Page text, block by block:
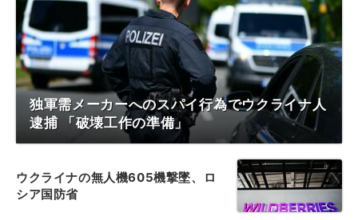
独軍需メーカーへのスパイ行為でウクライナ人
逮捕 「破壊工作の準備」
ウクライナの無人機605機撃墜、ロ
シア国防省